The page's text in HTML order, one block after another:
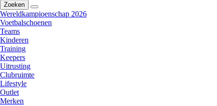
Zoeken
Wereldkampioenschap 2026
Voetbalschoenen
Teams
Kinderen
Training
Keepers
Uitrusting
Clubruimte
Lifestyle
Outlet
Merken